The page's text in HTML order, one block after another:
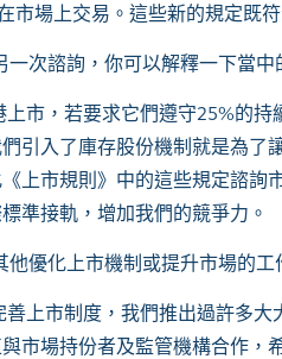
市場上交易。這些新的規定既
次諮詢，你可以解釋一下當中
市，若要求它們遵守25%的
引入了庫存股份機制就是為了
上市規則》中的這些規定諮詢
準接軌，增加我們的競爭力。
優化上市機制或提升市場的工
上市制度，我們推出過許多
市場持份者及監管機構合作，